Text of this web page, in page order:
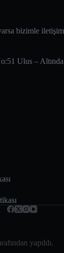
bizimle
Ulus –
yapıldı.